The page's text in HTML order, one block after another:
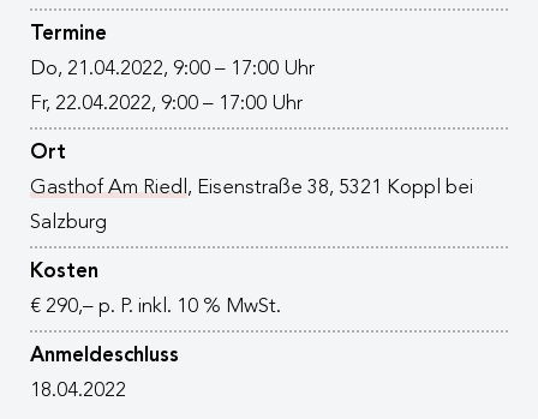
Termine
Do, 21.04.2022, 9:00 – 17:00 Uhr
Fr, 22.04.2022, 9:00 – 17:00 Uhr
Ort
Gasthof Am Riedl , Eisenstraße 38, 5321 Koppl bei
Salzburg
Kosten
€ 290,– p. P. inkl. 10 % MwSt.
Anmeldeschluss
18.04.2022